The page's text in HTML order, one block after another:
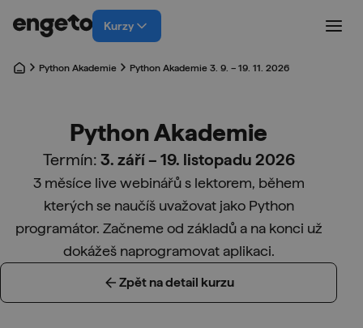
Kurzy
Python Akademie Python Akademie 3. 9. – 19. 11. 2026
Python Akademie
Termín: 3. září – 19. listopadu 2026
3 měsíce live webinářů s lektorem, během
kterých se naučíš uvažovat jako Python
programátor. Začneme od základů a na konci už
dokážeš naprogramovat aplikaci.
Zpět na detail kurzu